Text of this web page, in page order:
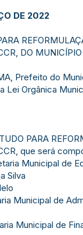
DE 2022
DO
Prefeito do
Lei Orgânica
PARA
que será
Municipal de
Silva
Municipal de
Municipal de